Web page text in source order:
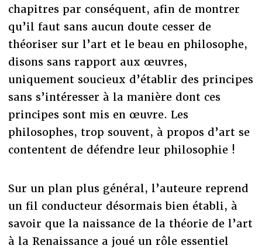
chapitres par conséquent, afin de montrer
qu’il faut sans aucun doute cesser de
théoriser sur l’art et le beau en philosophe,
disons sans rapport aux œuvres,
uniquement soucieux d’établir des principes
sans s’intéresser à la manière dont ces
principes sont mis en œuvre. Les
philosophes, trop souvent, à propos d’art se
contentent de défendre leur philosophie !
Sur un plan plus général, l’auteure reprend
un fil conducteur désormais bien établi, à
savoir que la naissance de la théorie de l’art
à la Renaissance a joué un rôle essentiel